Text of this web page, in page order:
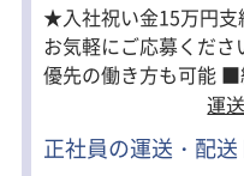
★入社祝い金15万円支
お気軽にご応募くだ
優先の働き方も可能 ■経験を活かして無理なく働け
る配送コース 配送先
1日4～5件程度と件数
下ろしがメインのため
運
正社員の運送・配